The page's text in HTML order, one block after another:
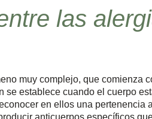
las
muy complejo, que comienza
establece cuando el cuerpo
en ellos una pertenencia